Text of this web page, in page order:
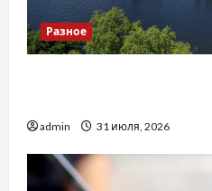
Разное
admin 31 июля, 2026